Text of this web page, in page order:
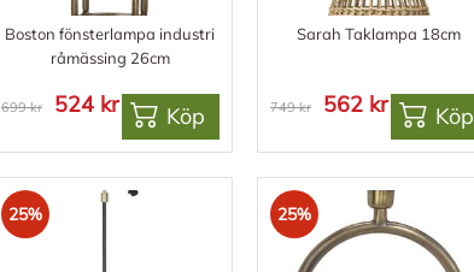
Boston fönsterlampa industri
råmässing 26cm
699 kr 524 kr Köp
Sarah Taklampa 18cm
749 kr 562 kr Köp
25% 25%